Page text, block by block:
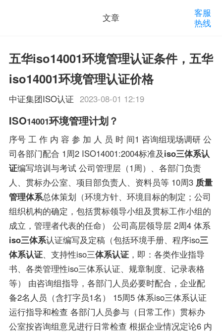
文章
客服
热线
五华iso14001环境管理认证条件，五华
iso14001环境管理认证价格
中证集团ISO认证 2023-08-01 12:19
ISO14001环境管理计划？
序号 工 作 内 容 参 加 人 员 时 间1 咨询组现场调研 公
司各部门配合 1周2 ISO14001:2004标准及iso三体系认
证编写培训与考试 公司管理层（1周）、各部门负责
人、贯标办公室、项目部负责人、资料员等 10周3 质量
管理体系总体策划（环境方针、环境目标的制定；公司
组织机构的确定，包括贯标领导小组及贯标工作小组的
成立，管理者代表的任命） 公司高层领导层 2周4 体系
iso三体系认证编写及定稿（包括环境手册、程序iso三
体系认证、支持性iso三体系认证，即：各类作业指导
书、各类管理性iso三体系认证、规章制度、记录表格
等） 由咨询组指导，各部门人员必要时配合，企业配
备2名人员（含打字员1名） 15周5 体系iso三体系认证
运行指导和检查 各部门人员参与（日常工作）贯标办
公室按咨询组意见进行日常检查 根据企业情况定论6 内